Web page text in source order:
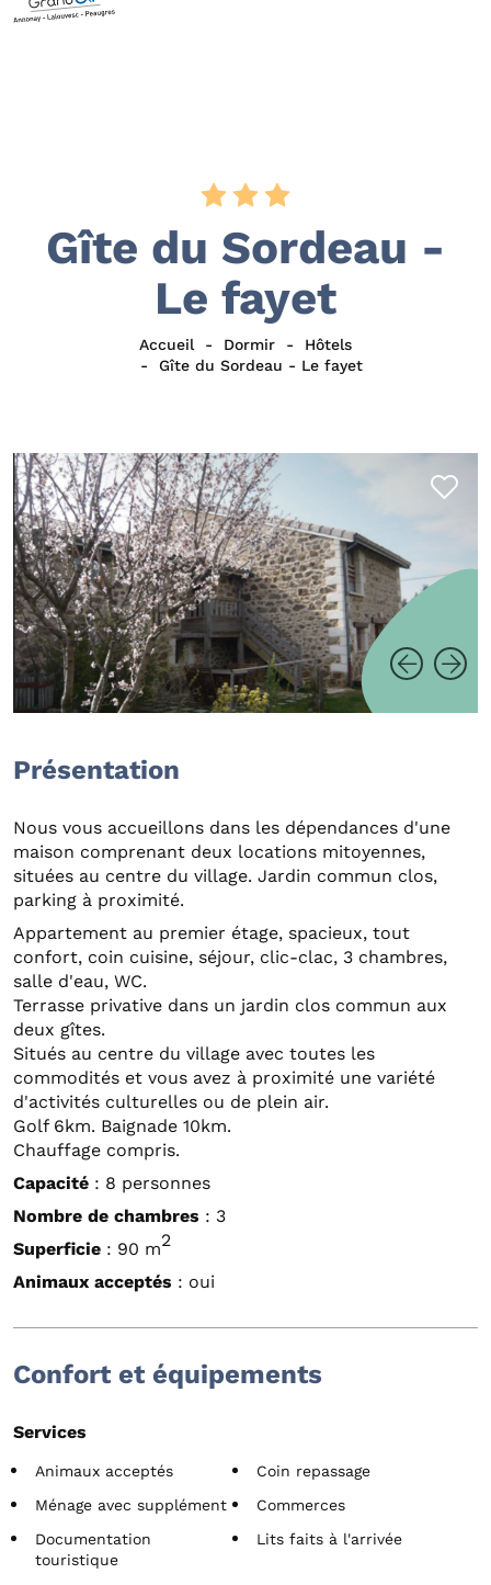
Gîte du Sordeau -
Le fayet
Accueil Dormir
Hôtels
Gîte du Sordeau - Le fayet
Présentation
Nous vous accueillons dans les dépendances d'une
maison comprenant deux locations mitoyennes,
situées au centre du village. Jardin commun clos,
parking à proximité.
Appartement au premier étage, spacieux, tout
confort, coin cuisine, séjour, clic-clac, 3 chambres,
salle d'eau, WC.
Terrasse privative dans un jardin clos commun aux
deux gîtes.
Situés au centre du village avec toutes les
commodités et vous avez à proximité une variété
d'activités culturelles ou de plein air.
Golf 6km. Baignade 10km.
Chauffage compris.
Capacité : 8 personnes
Nombre de chambres : 3
Superficie : 90 m2
Animaux acceptés : oui
Confort et équipements
Services
Animaux acceptés
Coin repassage
Ménage avec supplément
Commerces
Documentation
touristique
Lits faits à l'arrivée